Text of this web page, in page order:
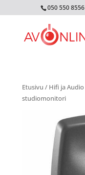
050 550 8556
Etusivu / Hifi ja Audio
studiomonitori